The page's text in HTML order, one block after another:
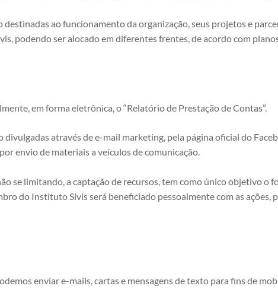
ao funcionamento da organização, seus projetos e
podendo ser alocado em diferentes frentes, de acordo com
em forma eletrônica, o “Relatório de Prestação de Contas”.
através de e-mail marketing, pela página oficial do
envio de materiais a veículos de comunicação.
se limitando, a captação de recursos, tem como único objetivo
do Instituto Sivis será beneficiado pessoalmente com as ações,
enviar e-mails, cartas e mensagens de texto para fins de